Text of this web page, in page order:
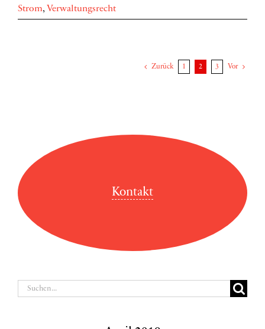
Strom, Verwaltungsrecht
Zurück 1 2 3 Vor
Kontakt
Suche